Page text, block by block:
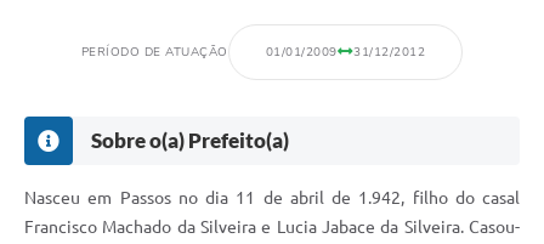
PERÍODO DE ATUAÇÃO 01/01/2009 31/12/2012
Sobre o(a) Prefeito(a)
Nasceu em Passos no dia 11 de abril de 1.942, filho do casal
Francisco Machado da Silveira e Lucia Jabace da Silveira. Casou-